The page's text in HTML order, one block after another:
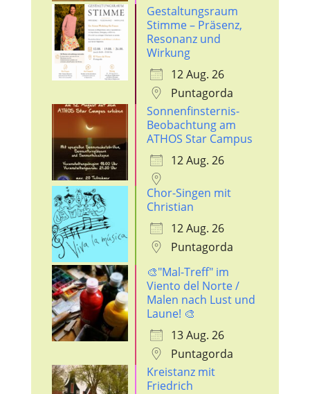
Gestaltungsraum
Stimme – Präsenz,
Resonanz und
Wirkung
12 Aug. 26
Puntagorda
Sonnenfinsternis-
Beobachtung am
ATHOS Star Campus
12 Aug. 26
Chor-Singen mit
Christian
12 Aug. 26
Puntagorda
🎨"Mal-Treff" im
Viento del Norte /
Malen nach Lust und
Laune! 🎨
13 Aug. 26
Puntagorda
Kreistanz mit
Friedrich